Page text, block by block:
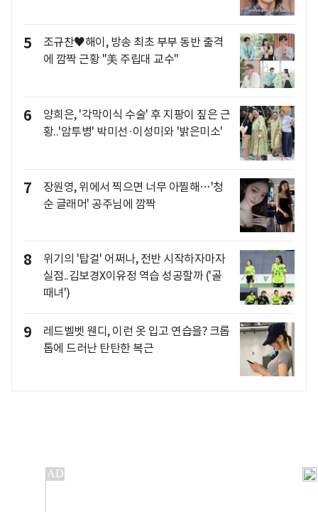
5
조규찬♥해이, 방송 최초 부부 동반 출격
에 깜짝 근황 "美 주립대 교수"
6
양희은, '각막이식 수술' 후 지팡이 짚은 근
황..'암투병' 박미선·이성미와 '밝은미소'
7
장원영, 위에서 찍으면 너무 아찔해…'청
순 글래머' 공주님에 깜짝
8
위기의 '탑걸' 어쩌나, 전반 시작하자마자
실점..김보경X이유정 역습 성공할까 ('골
때녀')
9
레드벨벳 웬디, 이런 옷 입고 연습을? 크롭
톱에 드러난 탄탄한 복근